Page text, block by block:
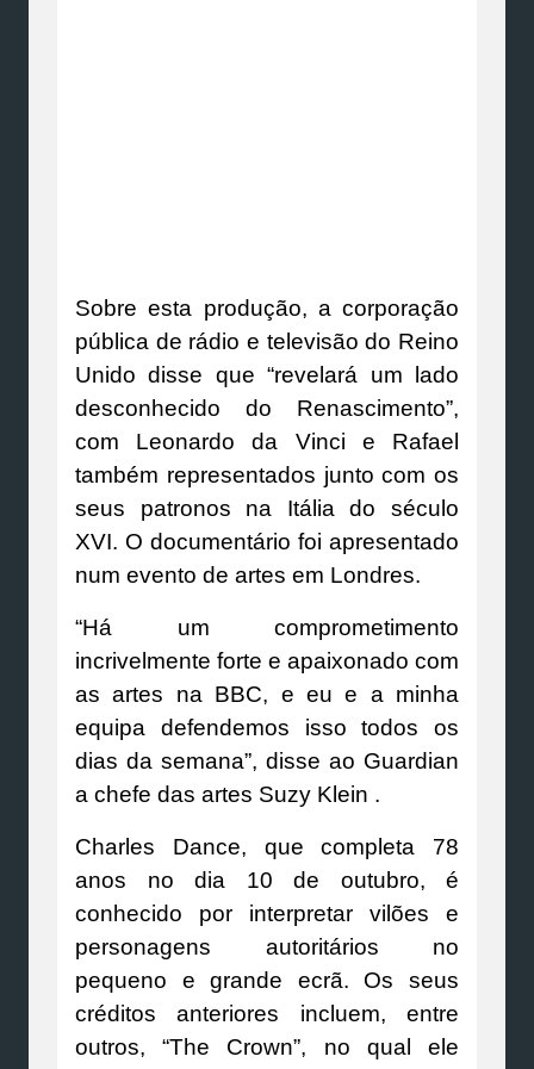
Sobre esta produção, a corporação
pública de rádio e televisão do Reino
Unido disse que “revelará um lado
desconhecido do Renascimento”,
com Leonardo da Vinci e Rafael
também representados junto com os
seus patronos na Itália do século
XVI. O documentário foi apresentado
num evento de artes em Londres.
“Há um comprometimento
incrivelmente forte e apaixonado com
as artes na BBC, e eu e a minha
equipa defendemos isso todos os
dias da semana”, disse ao Guardian
a chefe das artes Suzy Klein .
Charles Dance, que completa 78
anos no dia 10 de outubro, é
conhecido por interpretar vilões e
personagens autoritários no
pequeno e grande ecrã. Os seus
créditos anteriores incluem, entre
outros, “The Crown”, no qual ele